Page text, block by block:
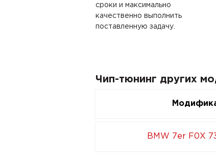
сроки и максимально
качественно выполнить
поставленную задачу.
Чип-тюнинг других
BMW 7er F0X